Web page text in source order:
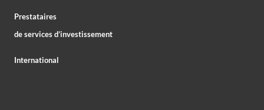
Prestataires
de services d’investissement
International